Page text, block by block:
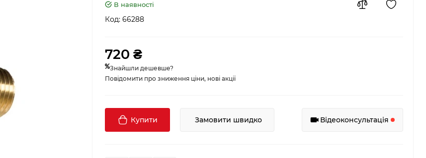
В наявності
Код: 66288
720 ₴
Знайшли дешевше?
Повідомити про зниження ціни, нові акції
Купити Замовити швидко Відеоконсультація